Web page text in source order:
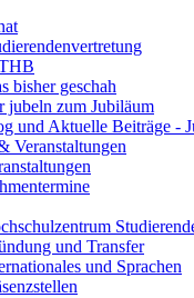
bisher geschah
jubeln zum Jubiläum
und Aktuelle Beiträge -
Veranstaltungen
und Transfer
und Sprachen